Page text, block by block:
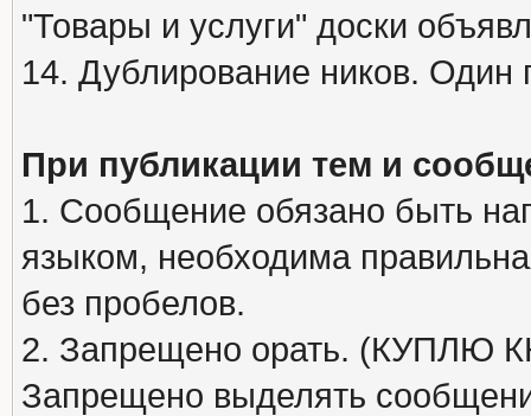
"Товары и услуги" доски
14. Дублирование ников. Один
При публикации тем и
1. Сообщение обязано быть
языком, необходима
без пробелов.
2. Запрещено орать. (КУПЛЮ
Запрещено выделять